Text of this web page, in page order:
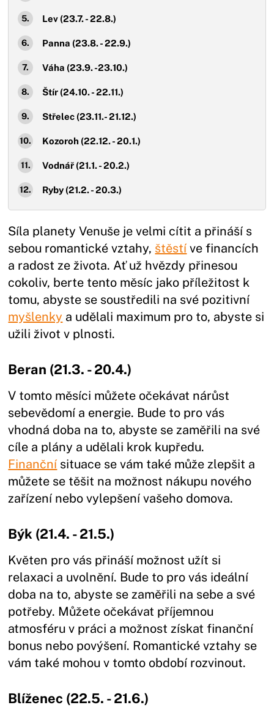
Lev (23.7. - 22.8.)
Panna (23.8. - 22.9.)
Váha (23.9. -23.10.)
Štír (24.10. - 22.11.)
Střelec (23.11.- 21.12.)
Kozoroh (22.12. - 20.1.)
Vodnář (21.1. - 20.2.)
Ryby (21.2. - 20.3.)
Síla planety Venuše je velmi cítit a přináší s
sebou romantické vztahy, štěstí ve financích
a radost ze života. Ať už hvězdy přinesou
cokoliv, berte tento měsíc jako příležitost k
tomu, abyste se soustředili na své pozitivní
myšlenky a udělali maximum pro to, abyste si
užili život v plnosti.
Beran (21.3. - 20.4.)
V tomto měsíci můžete očekávat nárůst
sebevědomí a energie. Bude to pro vás
vhodná doba na to, abyste se zaměřili na své
cíle a plány a udělali krok kupředu.
Finanční situace se vám také může zlepšit a
můžete se těšit na možnost nákupu nového
zařízení nebo vylepšení vašeho domova.
Býk (21.4. - 21.5.)
Květen pro vás přináší možnost užít si
relaxaci a uvolnění. Bude to pro vás ideální
doba na to, abyste se zaměřili na sebe a své
potřeby. Můžete očekávat příjemnou
atmosféru v práci a možnost získat finanční
bonus nebo povýšení. Romantické vztahy se
vám také mohou v tomto období rozvinout.
Blíženec (22.5. - 21.6.)